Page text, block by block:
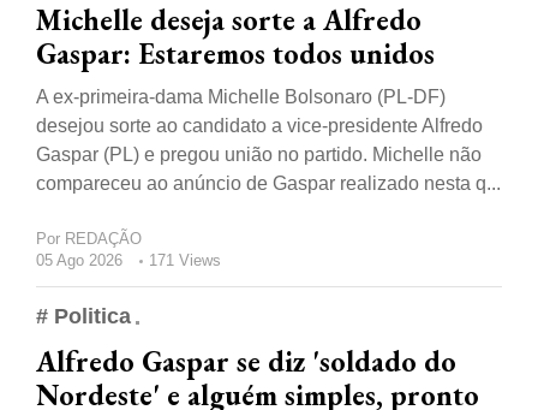
Michelle deseja sorte a Alfredo
Gaspar: Estaremos todos unidos
A ex-primeira-dama Michelle Bolsonaro (PL-DF)
desejou sorte ao candidato a vice-presidente Alfredo
Gaspar (PL) e pregou união no partido. Michelle não
compareceu ao anúncio de Gaspar realizado nesta q...
Por REDAÇÃO
05 Ago 2026
171 Views
# Politica
Alfredo Gaspar se diz 'soldado do
Nordeste' e alguém simples, pronto